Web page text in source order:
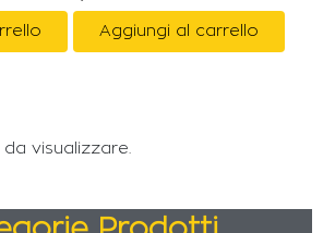
Aggiungi al carrello
visualizzare.